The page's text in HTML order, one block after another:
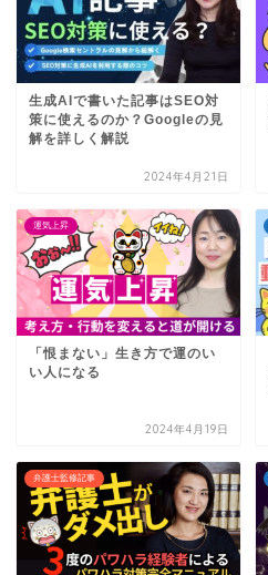
生成AIで書いた記事はSEO対
策に使えるのか？Googleの見
解を詳しく解説
2024年4月21日
運気上昇
「恨まない」生き方で運のい
い人になる
2024年4月19日
弁護士監修記事